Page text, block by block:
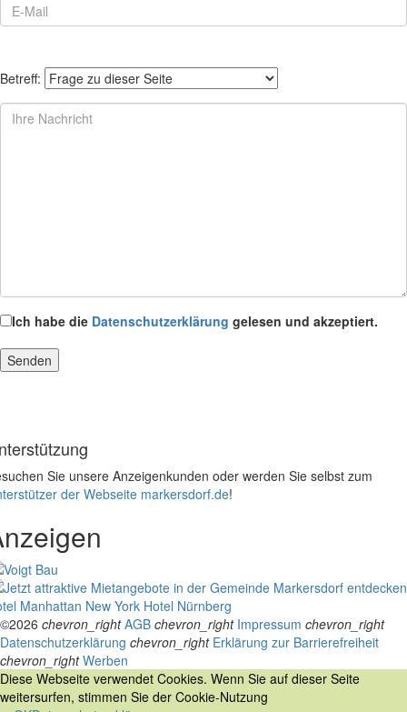
Betreff:
Ich habe die Datenschutzerklärung gelesen und akzeptiert.
Sie unsere Anzeigenkunden oder werden Sie selbst zum
der Webseite markersdorf.de!
Manhattan New York Hotel Nürnberg
©2026 chevron_right AGB chevron_right Impressum chevron_right
Datenschutzerklärung chevron_right Erklärung zur Barrierefreiheit
chevron_right Werben
Diese Webseite verwendet Cookies. Wenn Sie auf dieser Seite
weitersurfen, stimmen Sie der Cookie-Nutzung